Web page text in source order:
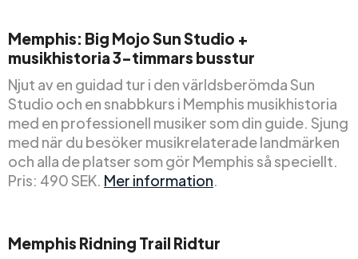
Memphis: Big Mojo Sun Studio +
musikhistoria 3-timmars busstur
Njut av en guidad tur i den världsberömda Sun
Studio och en snabbkurs i Memphis musikhistoria
med en professionell musiker som din guide. Sjung
med när du besöker musikrelaterade landmärken
och alla de platser som gör Memphis så speciellt.
Pris: 490 SEK. Mer information.
Memphis Ridning Trail Ridtur